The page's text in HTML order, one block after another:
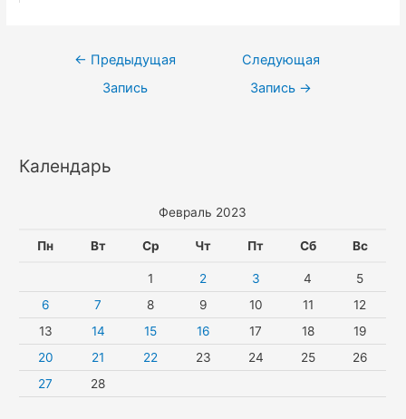
Навигация
← Предыдущая
Запись
Следующая
Запись →
Календарь
Февраль 2023
Пн Вт Ср Чт Пт Сб Вс
1 2 3 4
5
6
7 8 9 10 11
12
13
14 15 16 17 18
19
20
21 22 23 24 25
26
27
28